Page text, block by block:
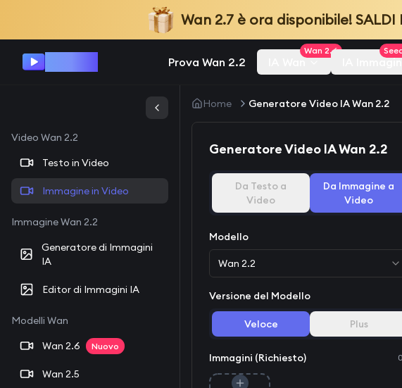
Wan 2.7 è ora disponibile!
Prova Wan 2.2 IA Wan
Wan 2.6
IA
Video Wan 2.2
Testo in Video
Immagine in Video
Immagine Wan 2.2
Generatore di Immagini
IA
Editor di Immagini IA
Modelli Wan
Wan 2.6
Nuovo
Wan 2.5
Home Generatore Video IA Wan 2.2
Generatore Video IA Wan 2.2
Da Testo a
Video
Da Immagine a
Video
Modello
Wan 2.2
Versione del Modello
Veloce Plus
Immagini (Richiesto) 0